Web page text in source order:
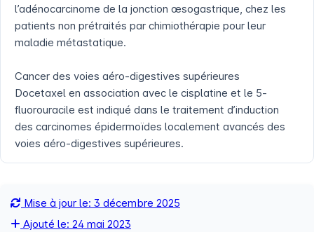
l’adénocarcinome de la jonction œsogastrique, chez les
patients non prétraités par chimiothérapie pour leur
maladie métastatique.
Cancer des voies aéro-digestives supérieures
Docetaxel en association avec le cisplatine et le 5-
fluorouracile est indiqué dans le traitement d’induction
des carcinomes épidermoïdes localement avancés des
voies aéro-digestives supérieures.
Mise à jour le: 3 décembre 2025
Ajouté le: 24 mai 2023